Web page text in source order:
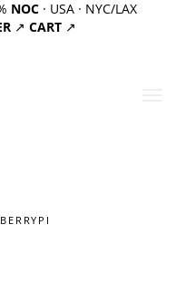
NOC · USA · NYC/LAX
↗ CART ↗